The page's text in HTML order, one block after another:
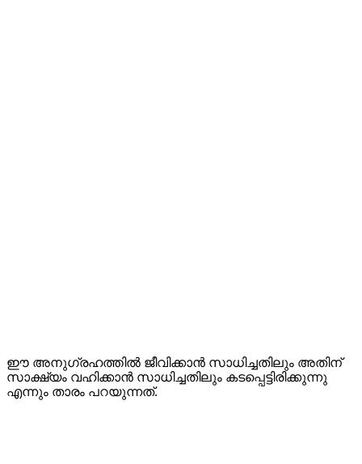
ഈ അനുഗ്രഹത്തില്‍ ജീവിക്കാന്‍ സാധിച്ചതിലും അതിന്
സാക്ഷ്യം വഹിക്കാന്‍ സാധിച്ചതിലും കടപ്പെട്ടിരിക്കുന്നു
എന്നും താരം പറയുന്നത്.